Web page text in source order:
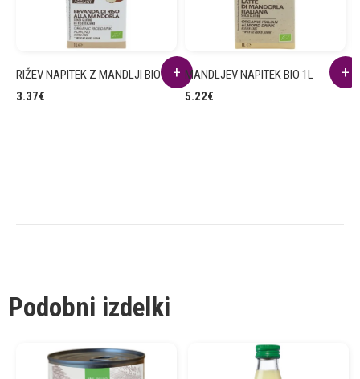
RIŽEV NAPITEK Z MANDLJI BIO 1L
3.37€
MANDLJEV NAPITEK BIO 1L
5.22€
Podobni izdelki